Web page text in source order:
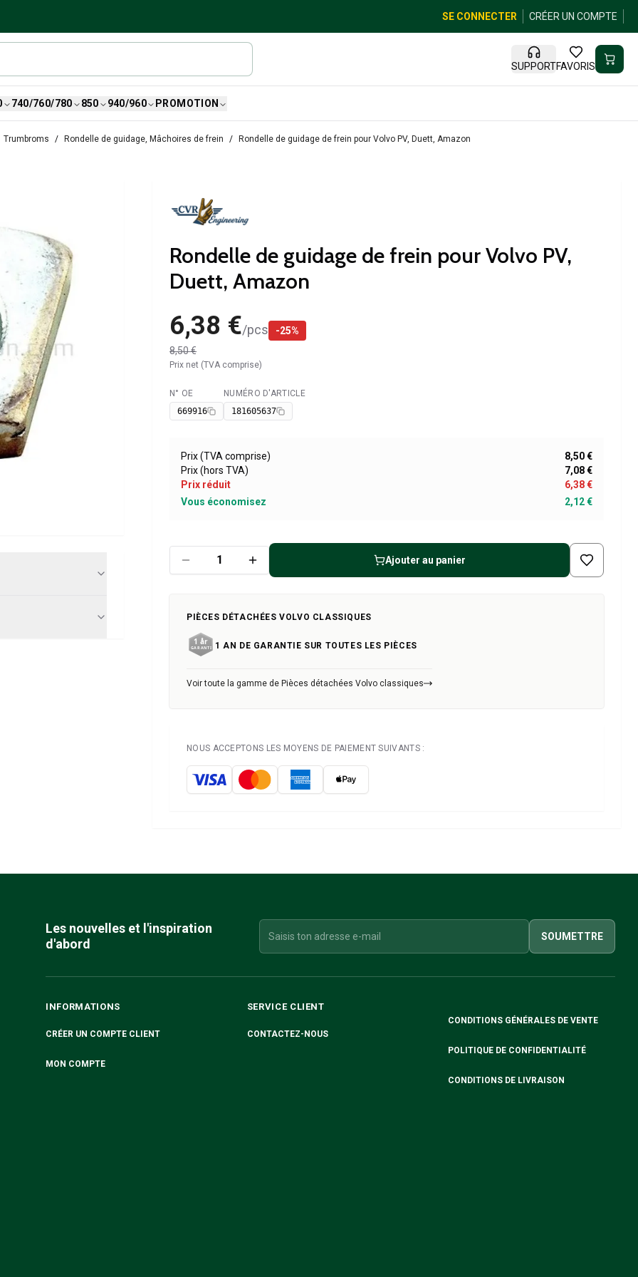
SE CONNECTER CRÉER UN COMPTE
SUPPORTFAVORIS
740/760/780 850 940/960 PROMOTION
Trumbroms Rondelle de guidage, Mâchoires de frein Rondelle de guidage de frein pour Volvo PV, Duett, Amazon
Rondelle de guidage de frein pour Volvo PV,
Duett, Amazon
6,38 €/pcs -25%
8,50 €
Prix net (TVA comprise)
Disponible
N° OE
669916
NUMÉRO D'ARTICLE
181605637
Prix (TVA comprise)
8,50 €
Prix (hors TVA)
7,08 €
Prix réduit
6,38 €
Vous économisez
2,12 €
Ajouter au panier
PIÈCES DÉTACHÉES VOLVO CLASSIQUES
1 AN DE GARANTIE SUR TOUTES LES PIÈCES
Voir toute la gamme de Pièces détachées Volvo classiques
NOUS ACCEPTONS LES MOYENS DE PAIEMENT SUIVANTS :
Les nouvelles et l'inspiration
d'abord
SOUMETTRE
INFORMATIONS
CRÉER UN COMPTE CLIENT
MON COMPTE
SERVICE CLIENT
CONTACTEZ-NOUS
CONDITIONS GÉNÉRALES DE VENTE
POLITIQUE DE CONFIDENTIALITÉ
CONDITIONS DE LIVRAISON